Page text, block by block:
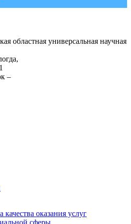
областная универсальная научная
–
оказания услуг